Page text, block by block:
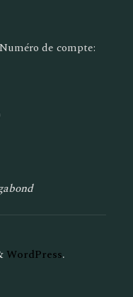
Numéro de compte:
WordPress.